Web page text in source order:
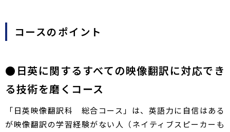
コースのポイント​​
●​日英に関するすべての映像翻訳に対応でき
る技術を磨くコース
「日英映像翻訳科 総合コース」は、英語力に自信はある
が映像翻訳の学習経験がない人（ネイティブスピーカーも